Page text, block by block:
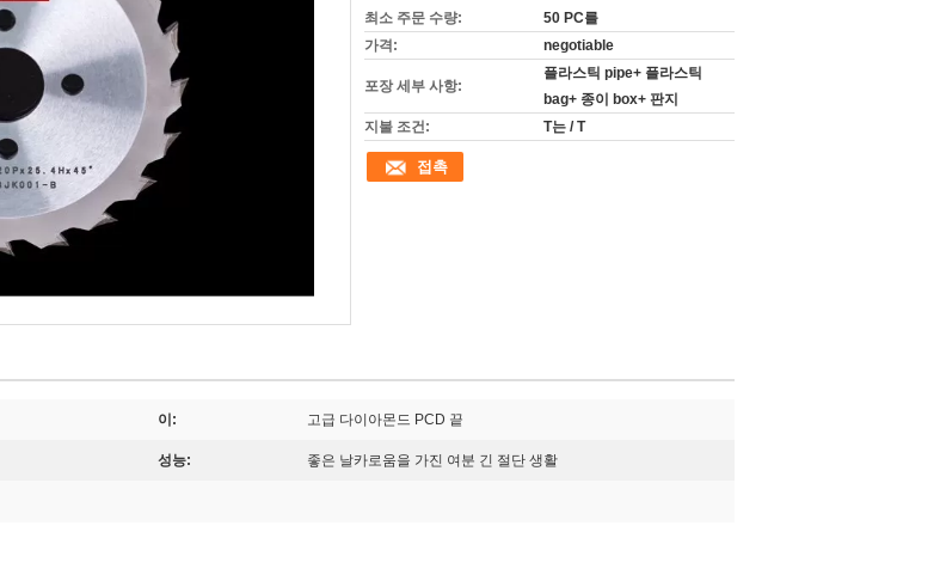
최소 주문 수량:
50 PC를
가격:
negotiable
포장 세부 사항:
플라스틱 pipe+ 플라스틱
bag+ 종이 box+ 판지
지불 조건:
T는 / T
접촉
이: 고급 다이아몬드 PCD 끝
성능: 좋은 날카로움을 가진 여분 긴 절단 생활